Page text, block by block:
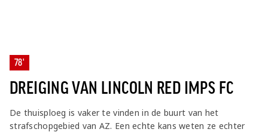
78'
DREIGING VAN LINCOLN RED IMPS FC
De thuisploeg is vaker te vinden in de buurt van het
strafschopgebied van AZ. Een echte kans weten ze echter